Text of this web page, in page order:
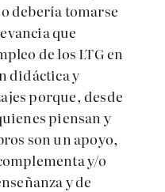
debería tomarse
que
de los LTG en
didáctica y
porque, desde
piensan y
son un apoyo,
y/o
y de